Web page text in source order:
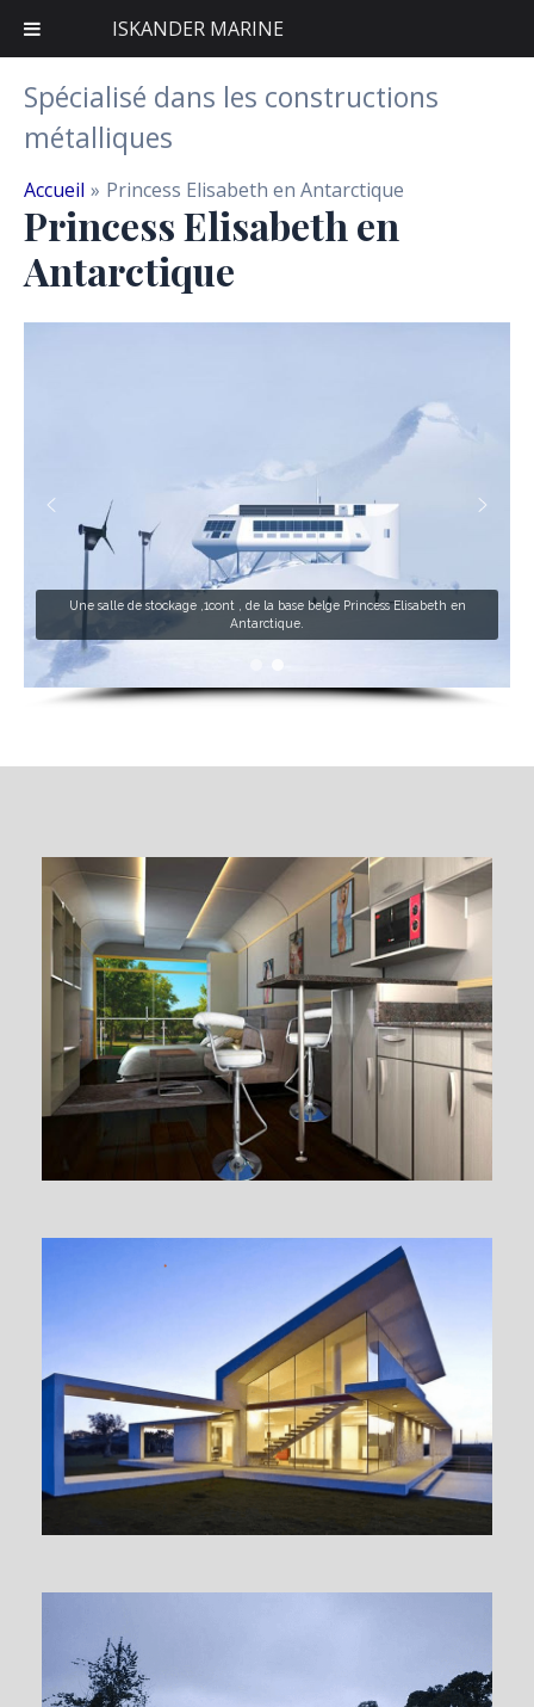
ISKANDER MARINE
contenu
Spécialisé dans les constructions
métalliques
Accueil Princess Elisabeth en Antarctique
Princess Elisabeth en
Antarctique
Une salle de stockage ,1cont , de la base belge Princess Elisabeth en
Antarctique.